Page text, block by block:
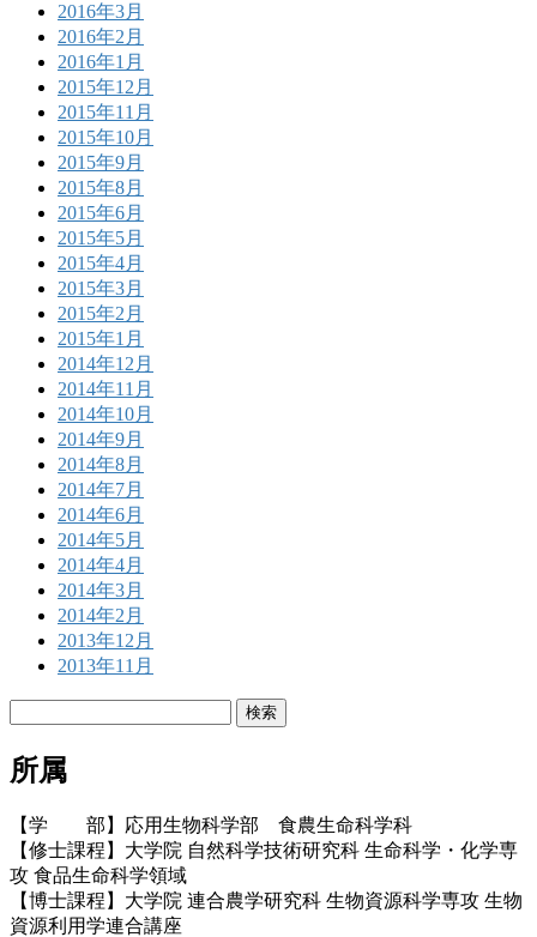
2016年3月
2016年2月
2016年1月
2015年12月
2015年11月
2015年10月
2015年9月
2015年8月
2015年6月
2015年5月
2015年4月
2015年3月
2015年2月
2015年1月
2014年12月
2014年11月
2014年10月
2014年9月
2014年8月
2014年7月
2014年6月
2014年5月
2014年4月
2014年3月
2014年2月
2013年12月
2013年11月
所属
【学 部】応用生物科学部 食農生命科学科
【修士課程】大学院 自然科学技術研究科 生命科学・化学専
攻 食品生命科学領域
【博士課程】大学院 連合農学研究科 生物資源科学専攻 生物
資源利用学連合講座